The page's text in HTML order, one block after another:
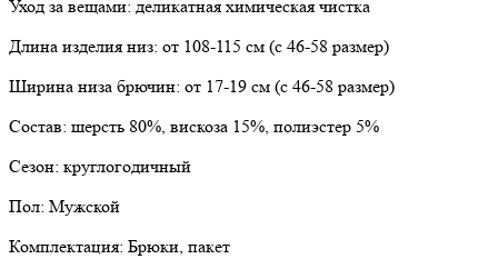
Уход за вещами: деликатная химическая чистка
Длина изделия низ: от 108-115 см (с 46-58 размер)
Ширина низа брючин: от 17-19 см (с 46-58 размер)
Состав: шерсть 80%, вискоза 15%, полиэстер 5%
Сезон: круглогодичный
Пол: Мужской
Комплектация: Брюки, пакет